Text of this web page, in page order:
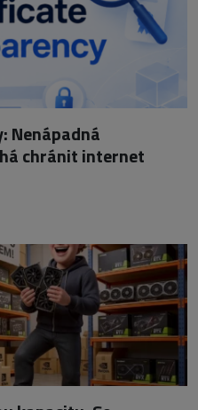
Nenápadná
chránit internet